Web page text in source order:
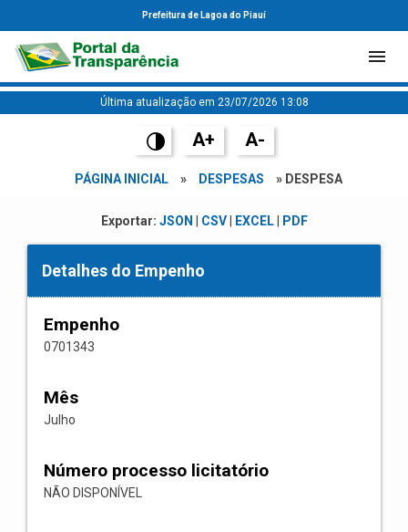
Prefeitura de Lagoa do Piauí
Última atualização em 23/07/2026 13:08
A+ A-
PÁGINA INICIAL » DESPESAS » DESPESA
Exportar: JSON CSV| EXCEL| PDF
Detalhes do Empenho
Empenho
0701343
Mês
Julho
Número processo licitatório
NÃO DISPONÍVEL